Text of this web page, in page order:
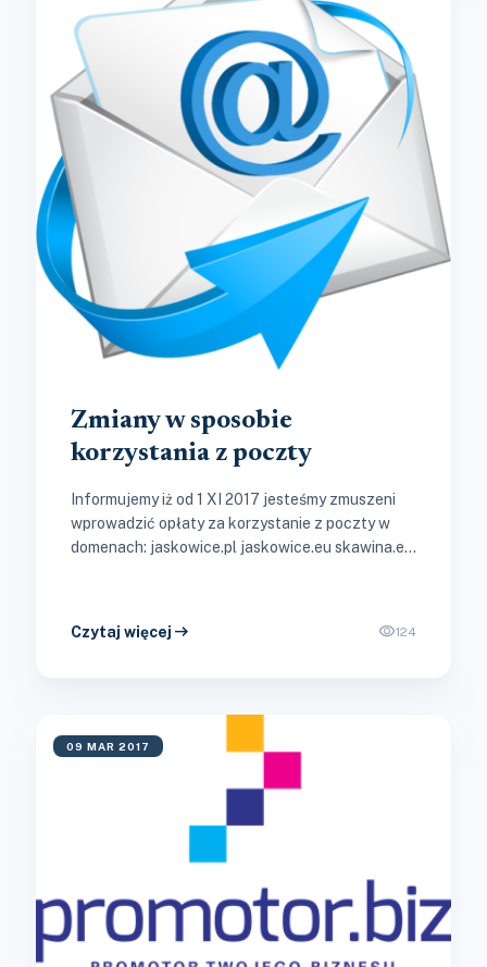
Zmiany w sposobie
korzystania z poczty
Informujemy iż od 1 XI 2017 jesteśmy zmuszeni
wprowadzić opłaty za korzystanie z poczty w
domenach: jaskowice.pl jaskowice.eu skawina.eu
Czytaj więcej arrow_right_alt visibility124
09 MAR 2017